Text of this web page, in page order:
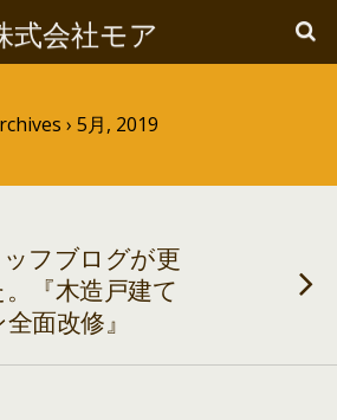
式会社モア
› 5月, 2019
フブログが更
『木造戸建て
面改修』